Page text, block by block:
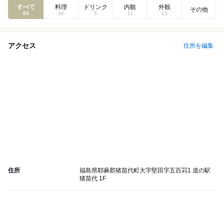
すべて
65
料理
36
ドリンク
5
内観
11
外観
13
その他
アクセス 住所を編集
住所
福島県耶麻郡猪苗代町大字堅田字五百苅1 道の駅
猪苗代 1F